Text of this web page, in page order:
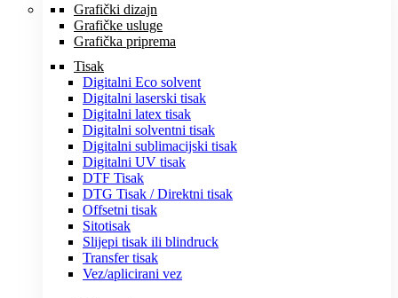
Grafički dizajn
Grafičke usluge
Grafička priprema
Tisak
Digitalni Eco solvent
Digitalni laserski tisak
Digitalni latex tisak
Digitalni solventni tisak
Digitalni sublimacijski tisak
Digitalni UV tisak
DTF Tisak
DTG Tisak / Direktni tisak
Offsetni tisak
Sitotisak
Slijepi tisak ili blindruck
Transfer tisak
Vez/aplicirani vez